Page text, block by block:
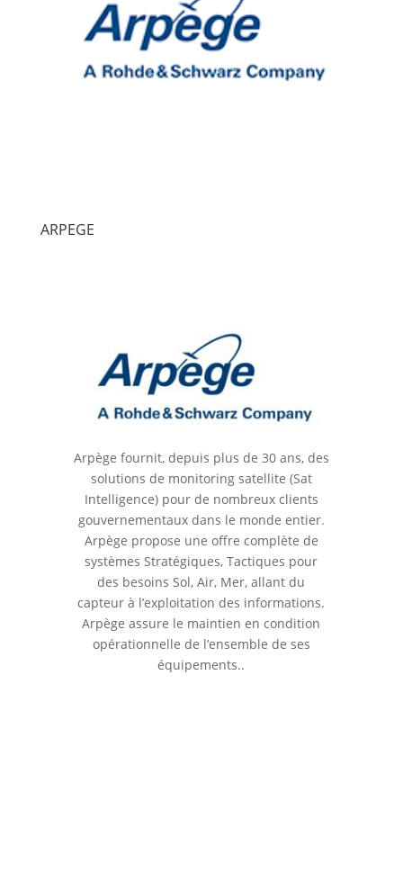
ARPEGE
Arpège fournit, depuis plus de 30 ans, des
solutions de monitoring satellite (Sat
Intelligence) pour de nombreux clients
gouvernementaux dans le monde entier.
Arpège propose une offre complète de
systèmes Stratégiques, Tactiques pour
des besoins Sol, Air, Mer, allant du
capteur à l’exploitation des informations.
Arpège assure le maintien en condition
opérationnelle de l’ensemble de ses
équipements..